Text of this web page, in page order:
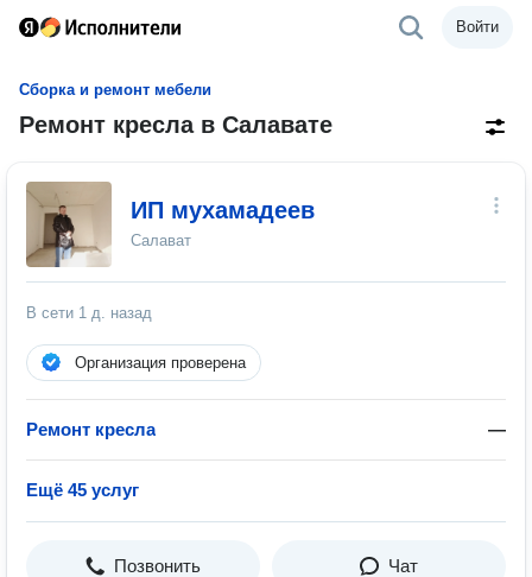
Войти
Сборка и ремонт мебели
Ремонт кресла в Салавате
ИП мухамадеев
Салават
В сети 1 д. назад
Организация проверена
Ремонт кресла —
Ещё 45 услуг
Позвонить Чат